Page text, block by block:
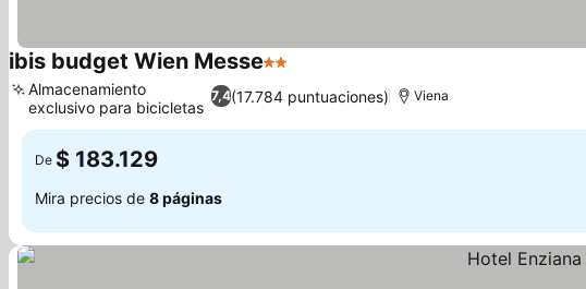
ibis budget Wien Messe2 Estrellas
7,4(17.784 puntuaciones)
Almacenamiento
exclusivo para bicicletas
Viena
De $ 183.129
Mira precios de 8 páginas